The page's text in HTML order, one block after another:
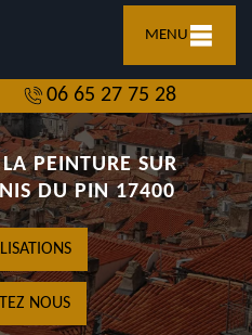
MENU
06 65 27 75 28
PEINTURE SUR
DU PIN 17400
NOUS